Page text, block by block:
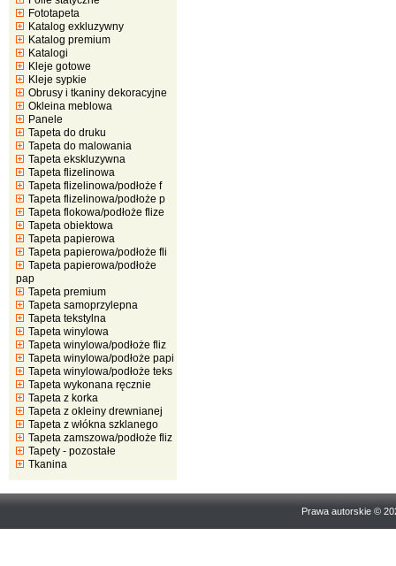
Fototapeta
Katalog exkluzywny
Katalog premium
Katalogi
Kleje gotowe
Kleje sypkie
Obrusy i tkaniny dekoracyjne
Okleina meblowa
Panele
Tapeta do druku
Tapeta do malowania
Tapeta ekskluzywna
Tapeta flizelinowa
Tapeta flizelinowa/podłoże f
Tapeta flizelinowa/podłoże p
Tapeta flokowa/podłoże flize
Tapeta obiektowa
Tapeta papierowa
Tapeta papierowa/podłoże fli
Tapeta papierowa/podłoże
pap
Tapeta premium
Tapeta samoprzylepna
Tapeta tekstylna
Tapeta winylowa
Tapeta winylowa/podłoże fliz
Tapeta winylowa/podłoże papi
Tapeta winylowa/podłoże teks
Tapeta wykonana ręcznie
Tapeta z korka
Tapeta z okleiny drewnianej
Tapeta z włókna szklanego
Tapeta zamszowa/podłoże fliz
Tapety - pozostałe
Tkanina
Prawa autorskie ©